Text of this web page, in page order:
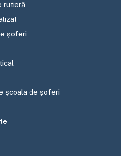
rutieră
șoferi
școala de șoferi